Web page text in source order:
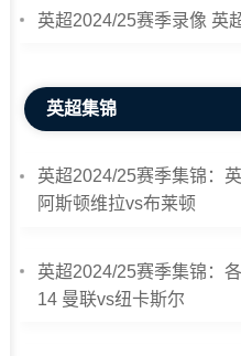
英超2024/25赛季录像 英
英超集锦
英超2024/25赛季集锦：
阿斯顿维拉vs布莱顿
英超2024/25赛季集锦：
14 曼联vs纽卡斯尔